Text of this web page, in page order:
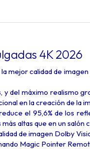
4K 2026
mejor calidad de
del máximo realismo
en la creación de la
el 95,6% de los
altas que en un salón
de imagen Dolby
Magic Pointer